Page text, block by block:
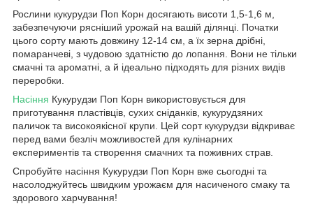
Рослини кукурудзи Поп Корн досягають висоти 1,5-1,6 м,
забезпечуючи рясніший урожай на вашій ділянці. Початки
цього сорту мають довжину 12-14 см, а їх зерна дрібні,
помаранчеві, з чудовою здатністю до лопання. Вони не тільки
смачні та ароматні, а й ідеально підходять для різних видів
переробки.
Насіння Кукурудзи Поп Корн використовується для
приготування пластівців, сухих сніданків, кукурудзяних
паличок та високоякісної крупи. Цей сорт кукурудзи відкриває
перед вами безліч можливостей для кулінарних
експериментів та створення смачних та поживних страв.
Спробуйте насіння Кукурудзи Поп Корн вже сьогодні та
насолоджуйтесь швидким урожаєм для насиченого смаку та
здорового харчування!